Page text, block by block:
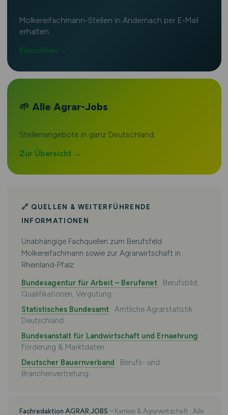
Molkereifachmann-Stellen in Andernach per E-Mail
erhalten.
Einrichten →
🌱 Alle Agrar-Jobs
Stellenangebote in ganz Deutschland.
Zur Übersicht →
🔗 QUELLEN & WEITERFÜHRENDE
INFORMATIONEN
Unabhängige Fachquellen zum Berufsfeld
Molkereifachmann sowie zur Agrarwirtschaft in
Rheinland-Pfalz:
Bundesagentur für Arbeit – Berufenet· Berufsbild,
Qualifikationen, Vergütung
Statistisches Bundesamt· Amtliche Agrarstatistik
Deutschland
Bundesanstalt für Landwirtschaft und Ernaehrung ·
Förderung & Marktdaten
Deutscher Bauernverband · Berufs- und
Branchenvertretung
Fachredaktion AGRAR.JOBS – Karriere & Agrarwirtschaft · Alle